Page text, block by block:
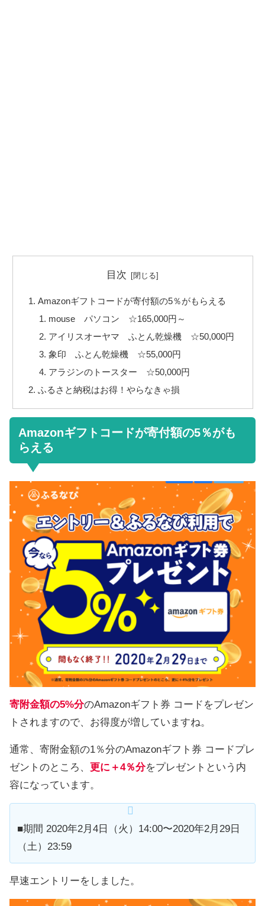
目次
Amazonギフトコードが寄付額の5％がもらえる
mouse パソコン ☆165,000円～
アイリスオーヤマ ふとん乾燥機 ☆50,000円
象印 ふとん乾燥機 ☆55,000円
アラジンのトースター ☆50,000円
ふるさと納税はお得！やらなきゃ損
Amazonギフトコードが寄付額の5％がも
らえる
寄附金額の5%分のAmazonギフト券 コードをプレゼン
トされますので、お得度が増していますね。
通常、寄附金額の1％分のAmazonギフト券 コードプレ
ゼントのところ、 更に＋4％分をプレゼントという内
容になっています。
■期間 2020年2月4日（火）14:00〜2020年2月29日
（土）23:59
早速エントリーをしました。